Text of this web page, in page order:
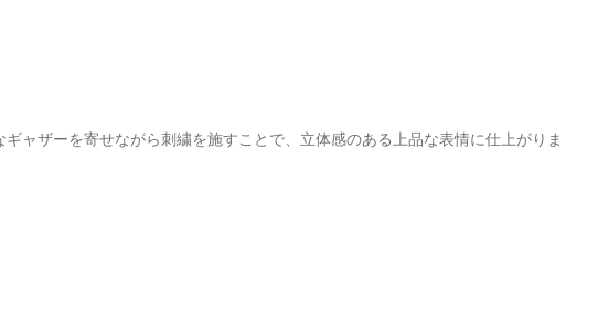
ャザーを寄せながら刺繍を施すことで、立体感のある上品な表情に仕上がりま